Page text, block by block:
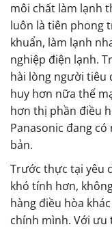
môi chất làm lạnh
luôn là tiên phong
khuẩn, làm lạnh
nghiệp điện lạnh.
hài lòng người tiêu
huy hơn nữa thế
hơn thị phần điều
Panasonic đang
bản.
Trước thực tại yêu
khó tính hơn,
hàng điều hòa
chính mình. Với ưu